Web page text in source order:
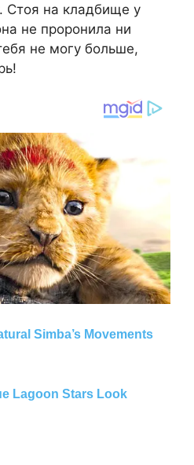
Стоя на кладбище у
не проронила ни
не могу больше,